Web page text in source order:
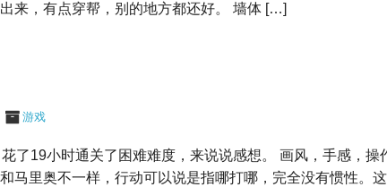
来，有点穿帮，别的地方都还好。 墙体 […]
游戏
了19小时通关了困难难度，来说说感想。 画风，手感，
马里奥不一样，行动可以说是指哪打哪，完全没有惯性。